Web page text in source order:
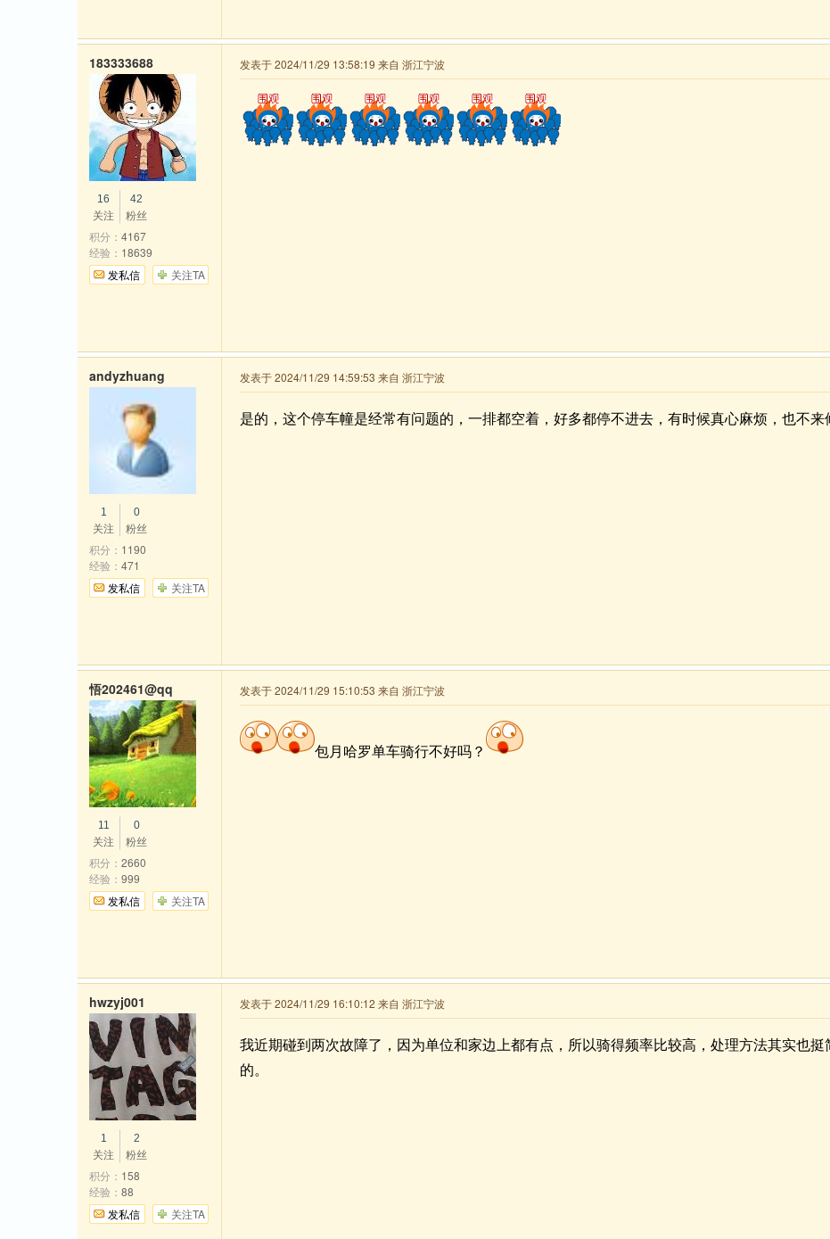
发表于 2024/11/29 13:58:19 来自 浙江宁波
183333688
16
关注
42
粉丝
积分： 4167
经验： 18639
发私信
关注TA
发表于 2024/11/29 14:59:53 来自 浙江宁波
是的，这个停车幢是经常有问题的，一排都空着，好多都停不进去，有时候真心麻烦，也不来
andyzhuang
1
关注
0
粉丝
积分： 1190
经验： 471
发私信
关注TA
发表于 2024/11/29 15:10:53 来自 浙江宁波
包月哈罗单车骑行不好吗？
悟202461@qq
11
关注
0
粉丝
积分： 2660
经验： 999
发私信
关注TA
发表于 2024/11/29 16:10:12 来自 浙江宁波
我近期碰到两次故障了，因为单位和家边上都有点，所以骑得频率比较高，处理方法其实也
的。
hwzyj001
1
关注
2
粉丝
积分： 158
经验： 88
发私信
关注TA